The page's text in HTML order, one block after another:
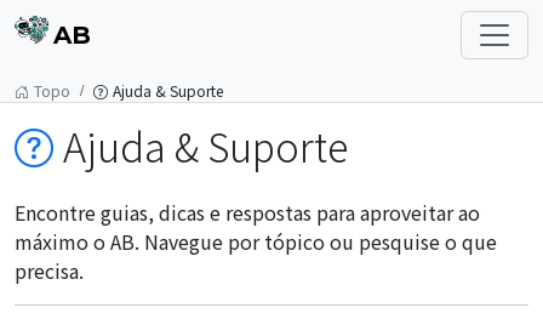
AB
Topo Ajuda & Suporte
Ajuda & Suporte
Encontre guias, dicas e respostas para aproveitar ao
máximo o AB. Navegue por tópico ou pesquise o que
precisa.